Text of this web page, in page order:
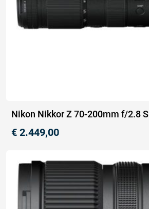
Nikon Nikkor Z 70-200mm f/2.8 S
€ 2.449,00